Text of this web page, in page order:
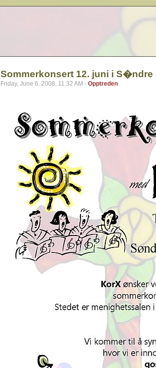
Sommerkonsert 12. juni i S�ndre
Friday, June 6, 2008, 11:32 AM - Opptreden